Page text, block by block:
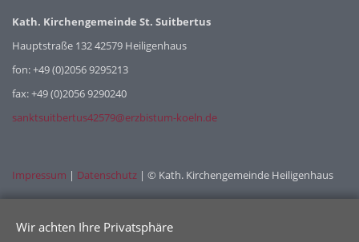
Kath. Kirchengemeinde St. Suitbertus
Hauptstraße 132 42579 Heiligenhaus
fon: +49 (0)2056 9295213
fax: +49 (0)2056 9290240
sanktsuitbertus42579@erzbistum-koeln.de
Impressum | Datenschutz | © Kath. Kirchengemeinde Heiligenhaus
Wir achten Ihre Privatsphäre